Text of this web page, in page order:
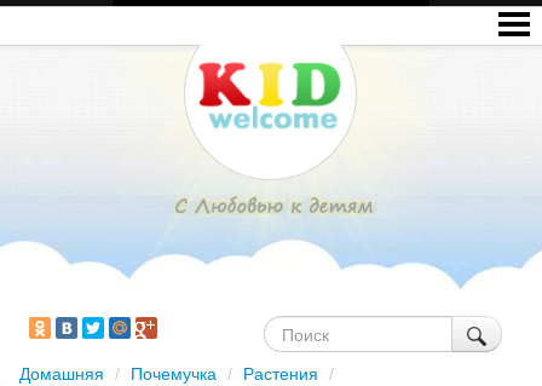
Домашняя / Почемучка / Растения
/